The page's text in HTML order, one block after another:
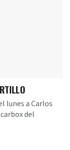
lunes a Carlos
del